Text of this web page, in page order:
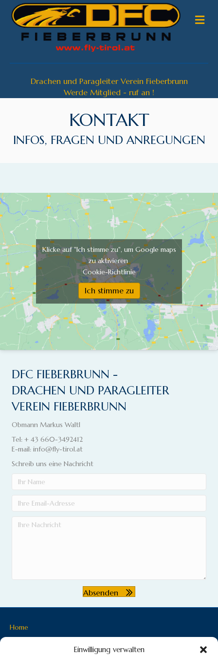
Einwilligung verwalten
Drachen und Paragleiter Verein Fieberbrunn
Werde Mitglied - ruf an !
KONTAKT
INFOS, FRAGEN UND ANREGUNGEN
Klicke auf "Ich stimme zu", um Google maps
zu aktivieren
Cookie-Richtlinie
Ich stimme zu
DFC FIEBERBRUNN -
DRACHEN UND PARAGLEITER
VEREIN FIEBERBRUNN
Obmann Markus Waltl
Tel: + 43 660-3492412
E-mail: info@fly-tirol.at
Schreib uns eine Nachricht
Absenden
Home